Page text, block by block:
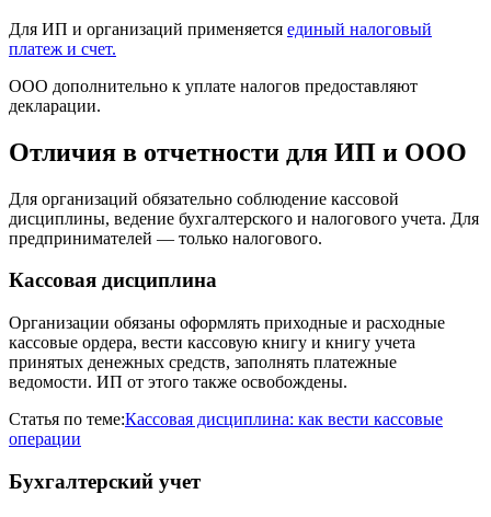
Для ИП и организаций применяется единый налоговый
платеж и счет.
ООО дополнительно к уплате налогов предоставляют
декларации.
Отличия в отчетности для ИП и ООО
Для организаций обязательно соблюдение кассовой
дисциплины, ведение бухгалтерского и налогового учета. Для
предпринимателей — только налогового.
Кассовая дисциплина
Организации обязаны оформлять приходные и расходные
кассовые ордера, вести кассовую книгу и книгу учета
принятых денежных средств, заполнять платежные
ведомости. ИП от этого также освобождены.
Статья по теме:Кассовая дисциплина: как вести кассовые
операции
Бухгалтерский учет